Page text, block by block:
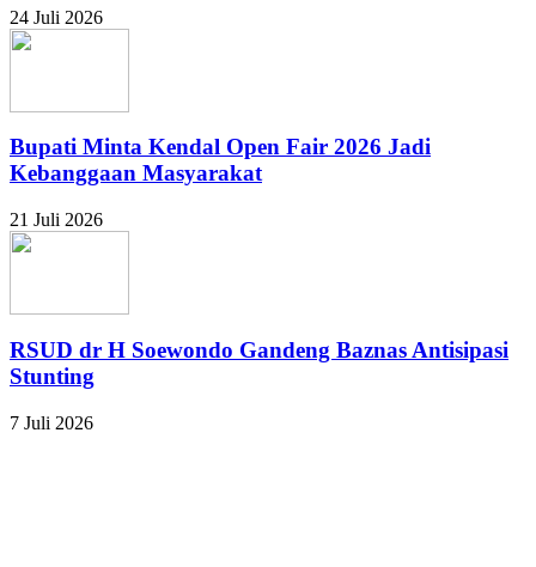
24 Juli 2026
Bupati Minta Kendal Open Fair 2026 Jadi
Kebanggaan Masyarakat
21 Juli 2026
RSUD dr H Soewondo Gandeng Baznas Antisipasi
Stunting
7 Juli 2026